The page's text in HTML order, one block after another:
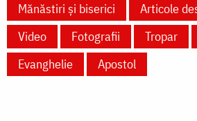
Mănăstiri și biserici
Articole
Video
Fotografii Tropar
Evanghelie
Apostol